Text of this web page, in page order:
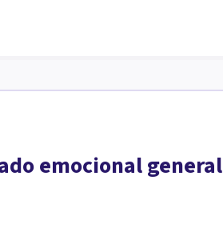
emocional general